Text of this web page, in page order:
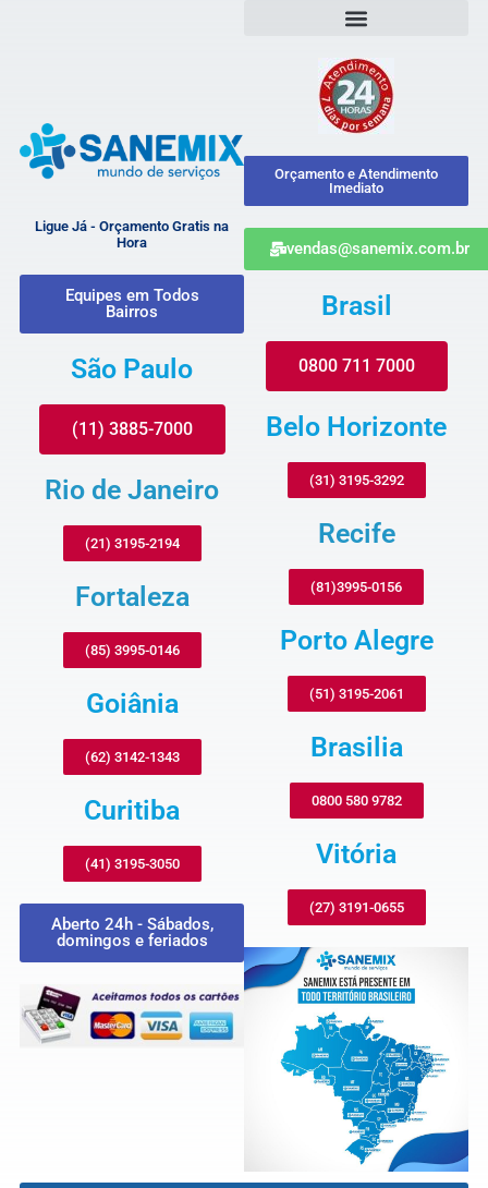
Ligue Já - Orçamento Gratis na
Hora
Equipes em Todos
Bairros
São Paulo
(11) 3885-7000
Rio de Janeiro
(21) 3195-2194
Fortaleza
(85) 3995-0146
Goiânia
(62) 3142-1343
Curitiba
(41) 3195-3050
Aberto 24h - Sábados,
domingos e feriados
Orçamento e Atendimento
Imediato
vendas@sanemix.com.br
Brasil
0800 711 7000
Belo Horizonte
(31) 3195-3292
Recife
(81)3995-0156
Porto Alegre
(51) 3195-2061
Brasilia
0800 580 9782
Vitória
(27) 3191-0655